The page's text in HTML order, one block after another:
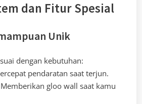
dan Fitur Spesial
Unik
dengan kebutuhan:
pendaratan saat terjun.
Memberikan gloo wall saat kamu